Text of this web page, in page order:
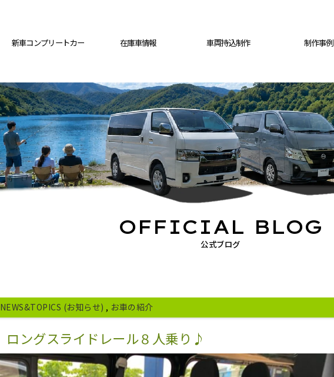
新車コンプリートカー 在庫車情報 車両持込制作 制作事例
公式ブログ
OFFICIAL BLOG
NEWS&TOPICS (お知らせ) , お車の紹介
ングスライドレール８人乗り♪